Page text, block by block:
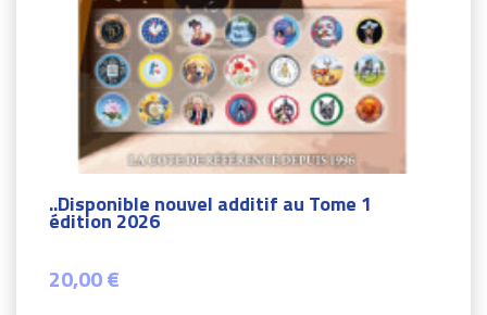
..Disponible nouvel additif au Tome 1
édition 2026
20,00 €